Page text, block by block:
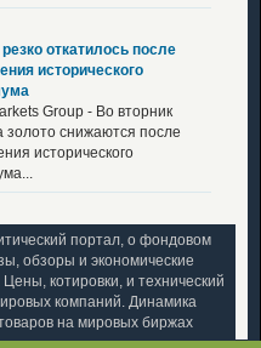
откатилось после
исторического
Group - Во вторник
золото снижаются после
исторического
портал, о фондовом
обзоры и экономические
котировки, и технический
компаний. Динамика
на мировых биржах